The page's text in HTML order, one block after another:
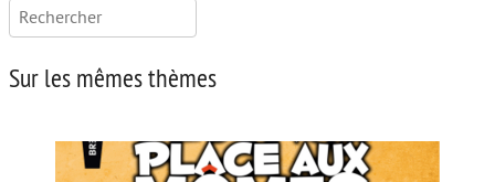
Rechercher :
Sur les mêmes thèmes